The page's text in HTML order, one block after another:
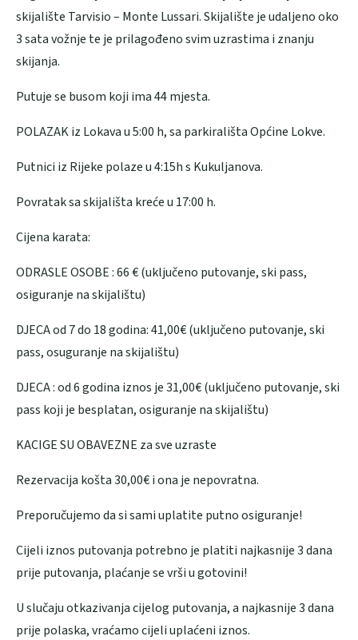
skijalište Tarvisio – Monte Lussari. Skijalište je udaljeno oko
3 sata vožnje te je prilagođeno svim uzrastima i znanju
skijanja.
Putuje se busom koji ima 44 mjesta.
POLAZAK iz Lokava u 5:00 h, sa parkirališta Općine Lokve.
Putnici iz Rijeke polaze u 4:15h s Kukuljanova.
Povratak sa skijališta kreće u 17:00 h.
Cijena karata:
ODRASLE OSOBE : 66 € (uključeno putovanje, ski pass,
osiguranje na skijalištu)
DJECA od 7 do 18 godina: 41,00€ (uključeno putovanje, ski
pass, osuguranje na skijalištu)
DJECA : od 6 godina iznos je 31,00€ (uključeno putovanje, ski
pass koji je besplatan, osiguranje na skijalištu)
KACIGE SU OBAVEZNE za sve uzraste
Rezervacija košta 30,00€ i ona je nepovratna.
Preporučujemo da si sami uplatite putno osiguranje!
Cijeli iznos putovanja potrebno je platiti najkasnije 3 dana
prije putovanja, plaćanje se vrši u gotovini!
U slučaju otkazivanja cijelog putovanja, a najkasnije 3 dana
prije polaska, vraćamo cijeli uplaćeni iznos.